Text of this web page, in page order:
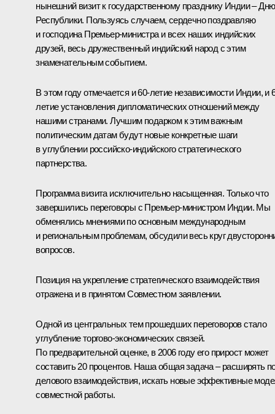
нынешний визит к государственному празднику Индии – Дню
Республики. Пользуясь случаем, сердечно поздравляю
и господина Премьер-министра и всех наших индийских
друзей, весь дружественный индийский народ с этим
знаменательным событием.
В этом году отмечается и 60-летие независимости Индии, и
летие установления дипломатических отношений между
нашими странами. Лучшим подарком к этим важным
политическим датам будут новые конкретные шаги
в углублении российско-индийского стратегического
партнерства.
Программа визита исключительно насыщенная. Только что
завершились переговоры с Премьер-министром Индии. Мы
обменялись мнениями по основным международным
и региональным проблемам, обсудили весь круг
вопросов.
Позиция на укрепление стратегического взаимодействия
отражена и в принятом Совместном заявлении.
Одной из центральных тем прошедших переговоров стало
углубление торгово-экономических связей.
По предварительной оценке, в 2006 году его прирост может
составить 20 процентов. Наша общая задача – расширять
делового взаимодействия, искать новые эффективные
совместной работы.